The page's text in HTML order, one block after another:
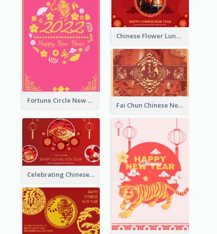
Fortune Circle New Year Greeting Card
Chinese Flower Lunar New Year Greeting Card
Fai Chun Chinese New Year Greeting Card
Celebrating Chinese New Year Greeting Card